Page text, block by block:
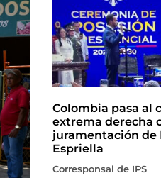
Colombia pasa al
extrema derecha
juramentación de
Espriella
Corresponsal de IPS